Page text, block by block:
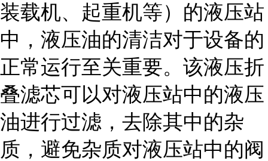
装载机、起重机等）的液压站
中，液压油的清洁对于设备的
正常运行至关重要。该液压折
叠滤芯可以对液压站中的液压
油进行过滤，去除其中的杂
质，避免杂质对液压站中的阀